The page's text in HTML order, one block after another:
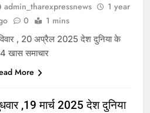
admin_tharexpressnews
1 year
0 1 mins
, 20 अप्रैल 2025 देश दुनिया के
खास समाचार
More
,19 मार्च 2025 देश दुनिया